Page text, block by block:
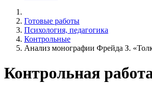
Готовые работы
Психология, педагогика
Контрольные
Анализ монографии Фрейда З.
Контрольная